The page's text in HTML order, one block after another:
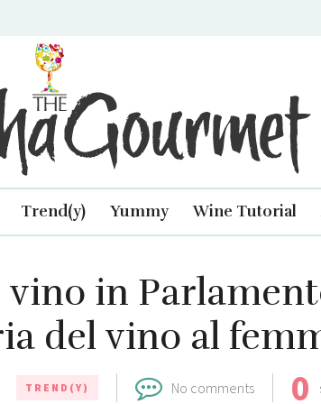
Trend(y) Yummy Wine Tutorial
vino in
del vino al
TREND(Y) No comments 0